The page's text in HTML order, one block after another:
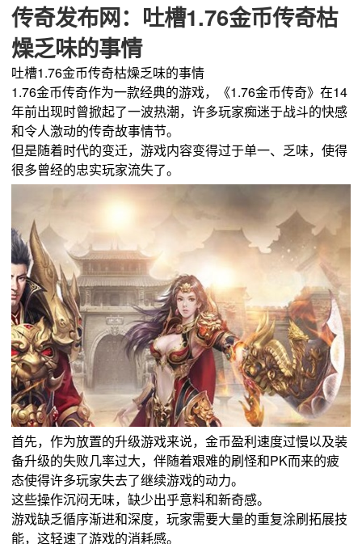
传奇发布网：吐槽1.76金币传奇枯
燥乏味的事情
吐槽1.76金币传奇枯燥乏味的事情
1.76金币传奇作为一款经典的游戏，《1.76金币传奇》在14
年前出现时曾掀起了一波热潮，许多玩家痴迷于战斗的快感
和令人激动的传奇故事情节。
但是随着时代的变迁，游戏内容变得过于单一、乏味，使得
很多曾经的忠实玩家流失了。
首先，作为放置的升级游戏来说，金币盈利速度过慢以及装
备升级的失败几率过大，伴随着艰难的刷怪和PK而来的疲
态使得许多玩家失去了继续游戏的动力。
这些操作沉闷无味，缺少出乎意料和新奇感。
游戏缺乏循序渐进和深度，玩家需要大量的重复涂刷拓展技
能，这轻速了游戏的消耗感。